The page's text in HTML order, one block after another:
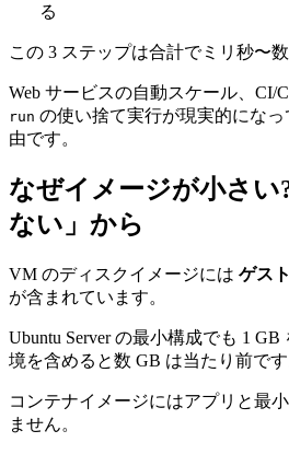
る
この 3 ステップは合計でミリ秒〜数
Web サービスの自動スケール、CI/
run の使い捨て実行が現実的にな
由です。
なぜイメージが小さい
ない」から
VM のディスクイメージには ゲス
が含まれています。
Ubuntu Server の最小構成でも 1
境を含めると数 GB は当たり前です
コンテナイメージにはアプリと最
ません。